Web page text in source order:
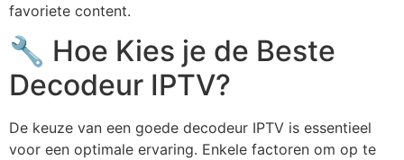
favoriete content.
🔧 Hoe Kies je de Beste
Decodeur IPTV?
De keuze van een goede decodeur IPTV is essentieel
voor een optimale ervaring. Enkele factoren om op te